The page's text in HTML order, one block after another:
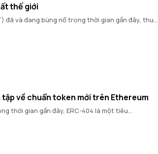
thế giới
đã và đang bùng nổ trong thời gian gần đây, thu...
tập về chuẩn token mới trên Ethereum
thời gian gần đây, ERC-404 là một tiêu...